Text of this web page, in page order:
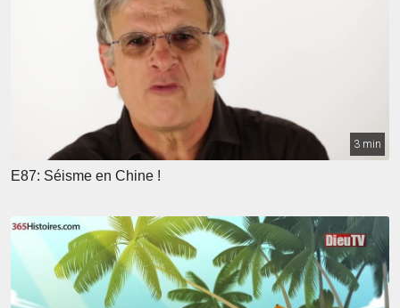
3 min
E87: Séisme en Chine !